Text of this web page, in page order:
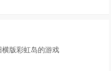
版彩虹岛的游戏